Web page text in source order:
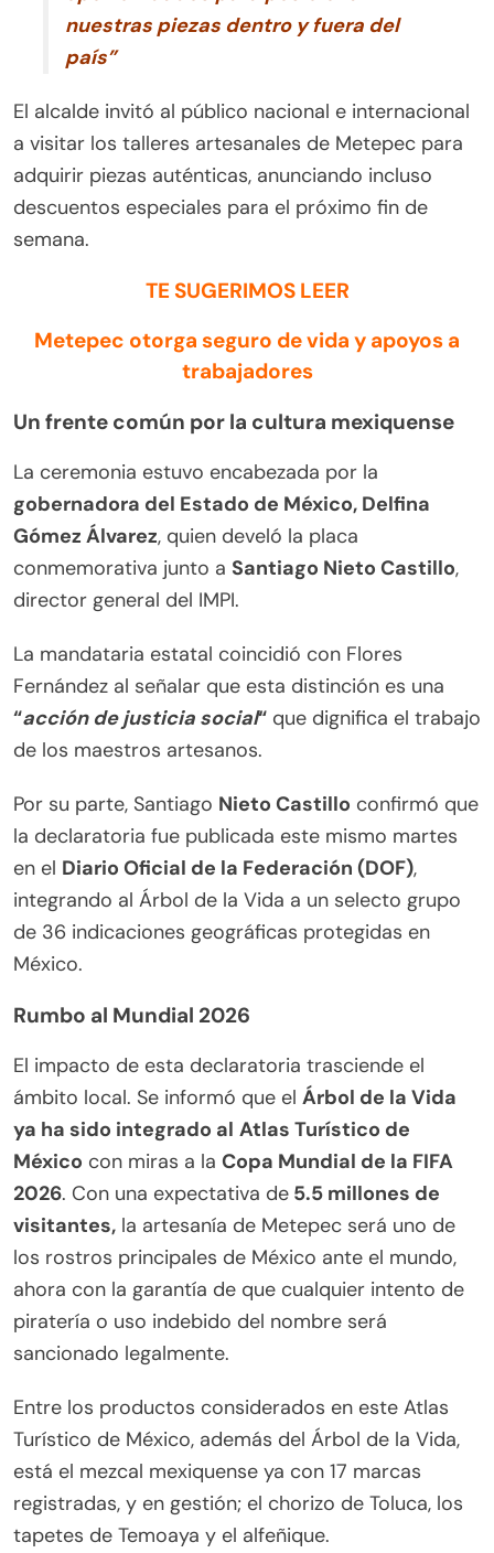
nuestras piezas dentro y fuera del
país”
El alcalde invitó al público nacional e internacional
a visitar los talleres artesanales de Metepec para
adquirir piezas auténticas, anunciando incluso
descuentos especiales para el próximo fin de
semana.
TE SUGERIMOS LEER
Metepec otorga seguro de vida y apoyos a
trabajadores
Un frente común por la cultura mexiquense
La ceremonia estuvo encabezada por la
gobernadora del Estado de México, Delfina
Gómez Álvarez, quien develó la placa
conmemorativa junto a Santiago Nieto Castillo,
director general del IMPI.
La mandataria estatal coincidió con Flores
Fernández al señalar que esta distinción es una
“acción de justicia social“ que dignifica el trabajo
de los maestros artesanos.
Por su parte, Santiago Nieto Castillo confirmó que
la declaratoria fue publicada este mismo martes
en el Diario Oficial de la Federación (DOF),
integrando al Árbol de la Vida a un selecto grupo
de 36 indicaciones geográficas protegidas en
México.
Rumbo al Mundial 2026
El impacto de esta declaratoria trasciende el
ámbito local. Se informó que el Árbol de la Vida
ya ha sido integrado al Atlas Turístico de
México con miras a la Copa Mundial de la FIFA
2026. Con una expectativa de 5.5 millones de
visitantes, la artesanía de Metepec será uno de
los rostros principales de México ante el mundo,
ahora con la garantía de que cualquier intento de
piratería o uso indebido del nombre será
sancionado legalmente.
Entre los productos considerados en este Atlas
Turístico de México, además del Árbol de la Vida,
está el mezcal mexiquense ya con 17 marcas
registradas, y en gestión; el chorizo de Toluca, los
tapetes de Temoaya y el alfeñique.